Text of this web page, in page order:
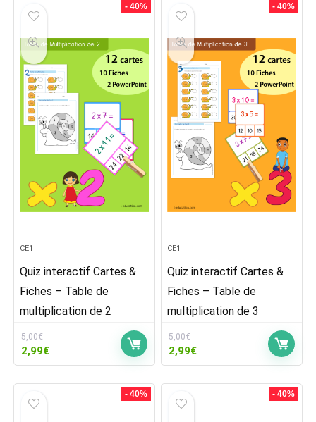
5,00€.
5,00€.
- 40%
CE1
Quiz interactif Cartes &
Fiches – Table de
multiplication de 2
5,00€
Le
prix
5,00€.
2,99€Le
prix
- 40%
CE1
Quiz interactif Cartes &
Fiches – Table de
multiplication de 3
5,00€
Le
prix
5,00€.
2,99€Le
prix
- 40% - 40%